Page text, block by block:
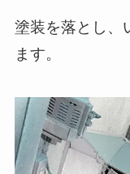
塗装を落とし、
ます。